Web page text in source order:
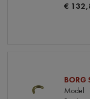
€
BORG
Model